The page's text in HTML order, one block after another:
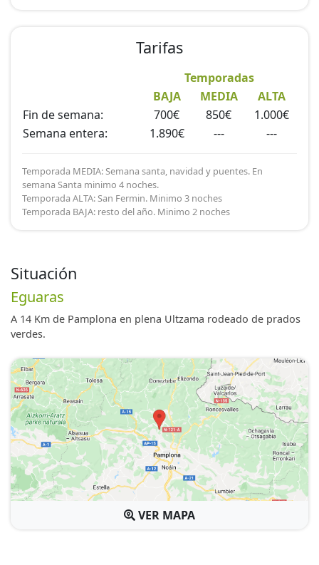
Situación
Eguaras
A 14 Km de Pamplona en plena Ultzama rodeado de prados
verdes.
VER MAPA
Tarifas
Temporadas
BAJA
MEDIA
ALTA
Fin de semana:
700€ 850€
1.000€
Semana entera:
1.890€ --- ---
Temporada MEDIA: Semana santa, navidad y puentes. En
semana Santa minimo 4 noches.
Temporada ALTA: San Fermin. Minimo 3 noches
Temporada BAJA: resto del año. Minimo 2 noches